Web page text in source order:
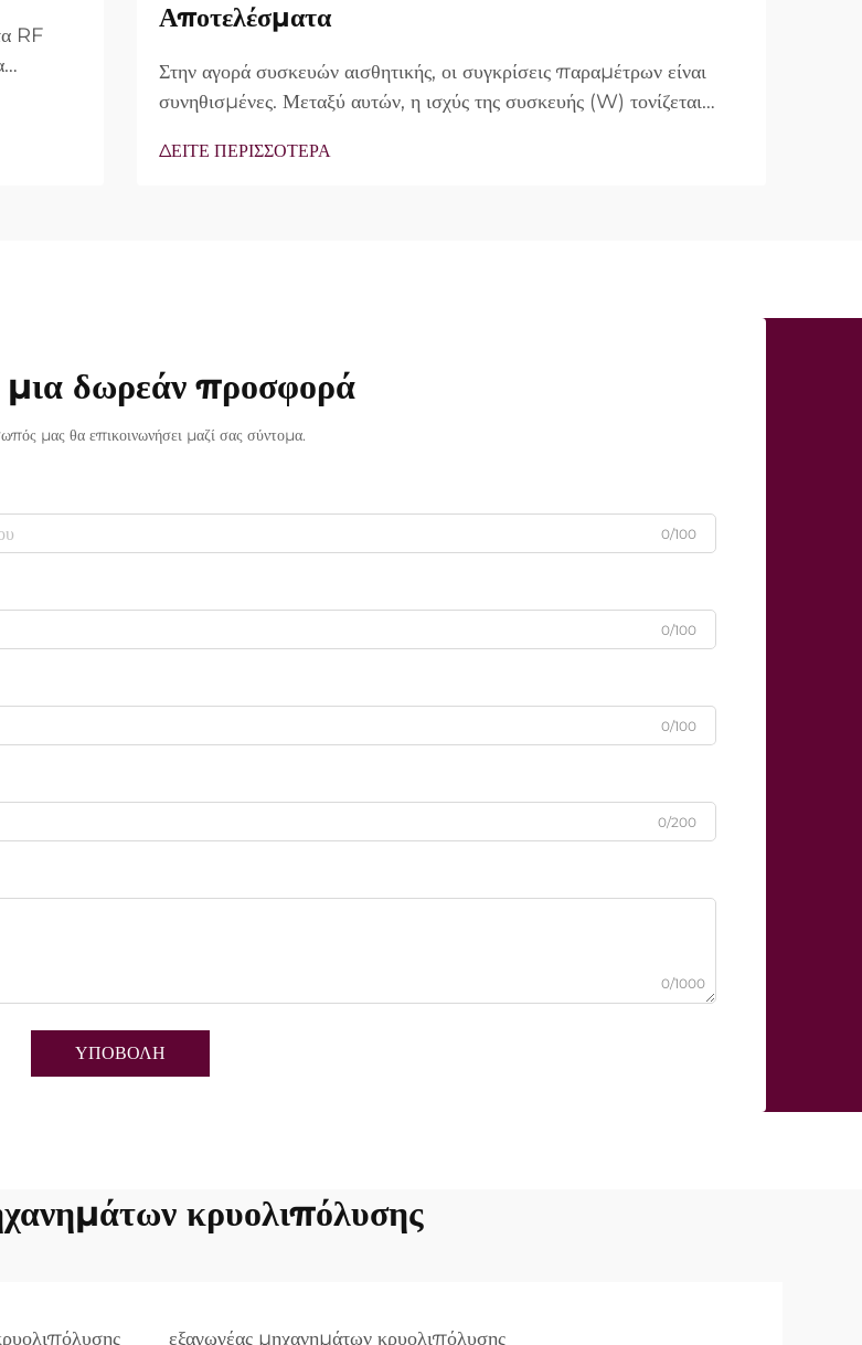
RF
Αποτελέσματα
Στην αγορά συσκευών αισθητικής, οι συγκρίσεις παραμέτρων είναι
συνηθισμένες. Μεταξύ αυτών, η ισχύς της συσκευής (W) τονίζεται
άποψης, η πραγματικότητα είναι πολύ διαφορετική. Σε πολλές
ΔΕΙΤΕ ΠΕΡΙΣΣΟΤΕΡΑ
μια δωρεάν προσφορά
μας θα επικοινωνήσει μαζί σας σύντομα.
0/100
0/100
0/100
0/200
0/1000
ΥΠΟΒΟΛΗ
κρυολιπόλυσης
εξαγωγέας μηχανημάτων κρυολιπόλυσης